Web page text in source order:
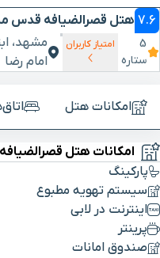
7.6 هتل قصرالضیافه قدس
5
ستاره
امتیاز کاربران
مشهد،
امام رضا
امکانات هتل
امکانات هتل
پارکینگ
سیستم تهویه مطبوع
اینترنت در لابی
پرینتر
صندوق امانات